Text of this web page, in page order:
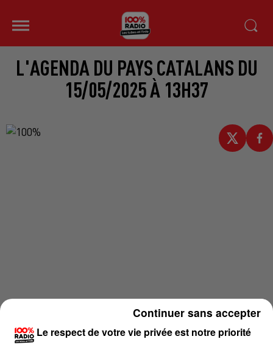
L'AGENDA DU PAYS CATALANS DU
15/05/2025 À 13H37
Le respect de votre vie privée est notre priorité
Continuer sans accepter